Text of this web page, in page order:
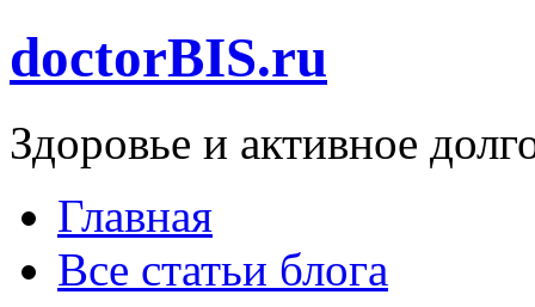
doctorBIS.ru
Здоровье и активное
Главная
Все статьи блога